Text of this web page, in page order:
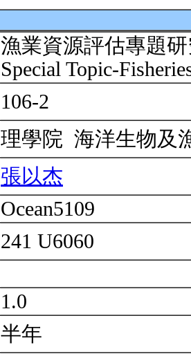
漁業資源評估專題
Special Topic-
106-2
理學院 海洋生物及
張以杰
Ocean5109
241 U6060
1.0
半年